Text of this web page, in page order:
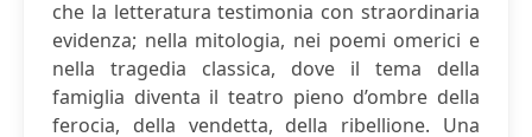
che la letteratura testimonia con straordinaria
evidenza; nella mitologia, nei poemi omerici e
nella tragedia classica, dove il tema della
famiglia diventa il teatro pieno d’ombre della
ferocia, della vendetta, della ribellione. Una